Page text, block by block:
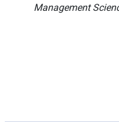
Management